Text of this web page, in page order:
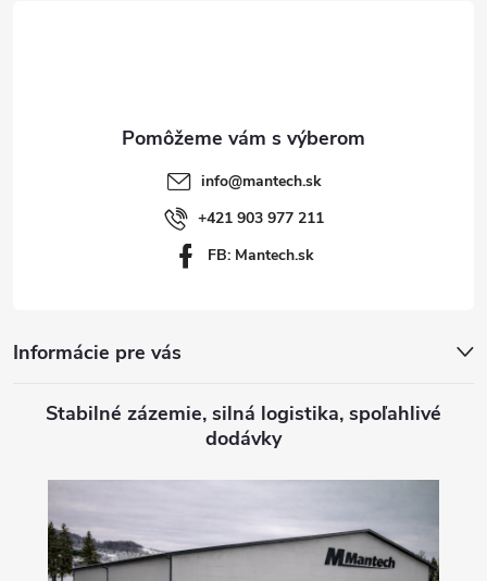
info@mantech.sk
+421 903 977 211
FB: Mantech.sk
Informácie pre vás
Stabilné zázemie, silná logistika, spoľahlivé
dodávky